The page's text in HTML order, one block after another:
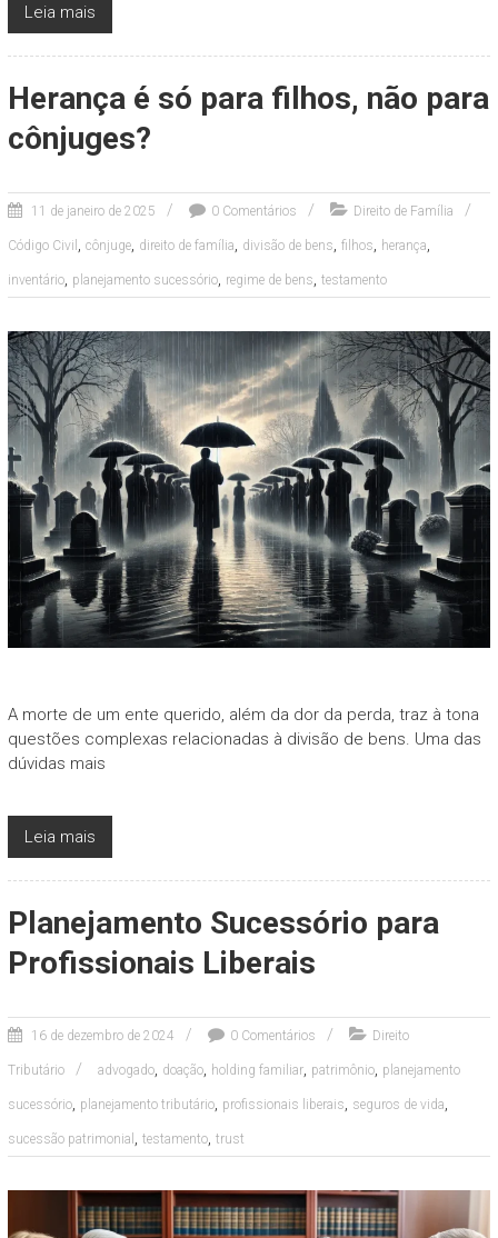
Leia mais
Herança é só para filhos, não para
cônjuges?
11 de janeiro de 2025 0 Comentários Direito de Família
Código Civil , cônjuge, direito de família, divisão de bens, filhos, herança,
inventário, planejamento sucessório, regime de bens, testamento
A morte de um ente querido, além da dor da perda, traz à tona
questões complexas relacionadas à divisão de bens. Uma das
dúvidas mais
Leia mais
Planejamento Sucessório para
Profissionais Liberais
16 de dezembro de 2024 0 Comentários Direito
Tributário advogado, doação, holding familiar, patrimônio, planejamento
sucessório, planejamento tributário, profissionais liberais, seguros de vida,
sucessão patrimonial , testamento, trust